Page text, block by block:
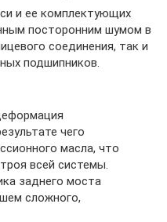
и ее комплектующих
посторонним шумом в
соединения, так и
подшипников.
чего
масла, что
всей системы.
заднего моста
сложного,